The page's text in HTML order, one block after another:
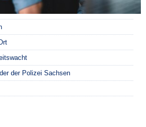
der Polizei Sachsen